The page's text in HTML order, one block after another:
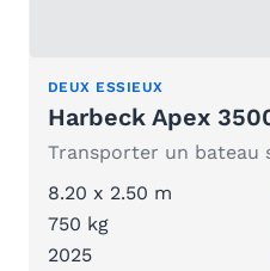
DEUX ESSIEUX
Harbeck Apex
Transporter un bateau
8.20 x 2.50 m
750 kg
2025